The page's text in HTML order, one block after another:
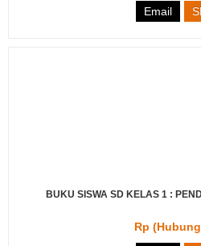
Email
BUKU SISWA SD KELAS 1 :
Rp